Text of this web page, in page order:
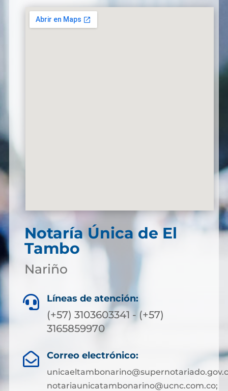
Notaría Única de El
Tambo
Nariño
 Líneas de atención:
(+57) 3103603341 - (+57)
3165859970
 Correo electrónico:
notariaunicatambonarino@ucnc.com.co;